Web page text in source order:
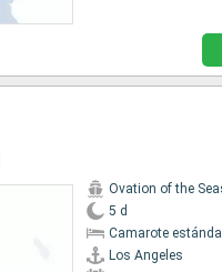
Ovation of the
5 d
Camarote
Los Angeles